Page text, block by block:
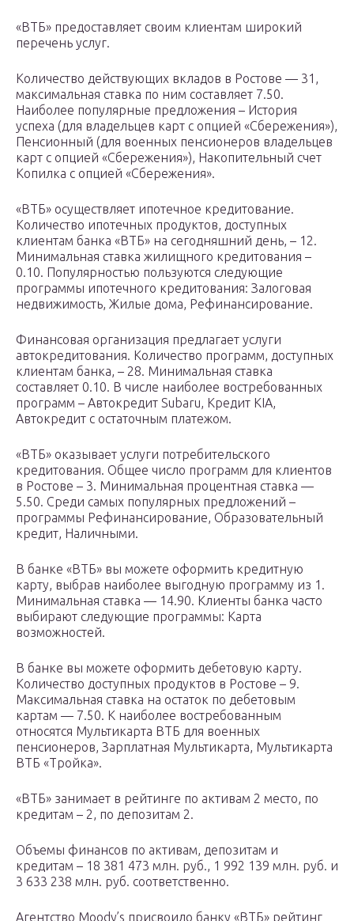
«ВТБ» предоставляет своим клиентам широкий
перечень услуг.
Количество действующих вкладов в Ростове — 31,
максимальная ставка по ним составляет 7.50.
Наиболее популярные предложения – История
успеха (для владельцев карт с опцией «Сбережения»),
Пенсионный (для военных пенсионеров владельцев
карт с опцией «Сбережения»), Накопительный счет
Копилка с опцией «Сбережения».
«ВТБ» осуществляет ипотечное кредитование.
Количество ипотечных продуктов, доступных
клиентам банка «ВТБ» на сегодняшний день, – 12.
Минимальная ставка жилищного кредитования –
0.10. Популярностью пользуются следующие
программы ипотечного кредитования: Залоговая
недвижимость, Жилые дома, Рефинансирование.
Финансовая организация предлагает услуги
автокредитования. Количество программ, доступных
клиентам банка, – 28. Минимальная ставка
составляет 0.10. В числе наиболее востребованных
программ – Автокредит Subaru, Кредит KIA,
Автокредит с остаточным платежом.
«ВТБ» оказывает услуги потребительского
кредитования. Общее число программ для клиентов
в Ростове – 3. Минимальная процентная ставка —
5.50. Среди самых популярных предложений –
программы Рефинансирование, Образовательный
кредит, Наличными.
В банке «ВТБ» вы можете оформить кредитную
карту, выбрав наиболее выгодную программу из 1.
Минимальная ставка — 14.90. Клиенты банка часто
выбирают следующие программы: Карта
возможностей.
В банке вы можете оформить дебетовую карту.
Количество доступных продуктов в Ростове – 9.
Максимальная ставка на остаток по дебетовым
картам — 7.50. К наиболее востребованным
относятся Мультикарта ВТБ для военных
пенсионеров, Зарплатная Мультикарта, Мультикарта
ВТБ «Тройка».
«ВТБ» занимает в рейтинге по активам 2 место, по
кредитам – 2, по депозитам 2.
Объемы финансов по активам, депозитам и
кредитам – 18 381 473 млн. руб., 1 992 139 млн. руб. и
3 633 238 млн. руб. соответственно.
Агентство Moody’s присвоило банку «ВТБ» рейтинг